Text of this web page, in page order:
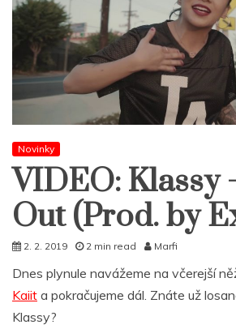
Novinky
VIDEO: Klassy
Out (Prod. by
2. 2. 2019 2 min read Marfi
Dnes plynule navážeme na včerejší
Kaiit a pokračujeme dál. Znáte už
Klassy?